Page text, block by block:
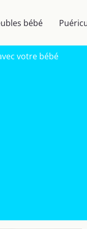
bébé
votre bébé